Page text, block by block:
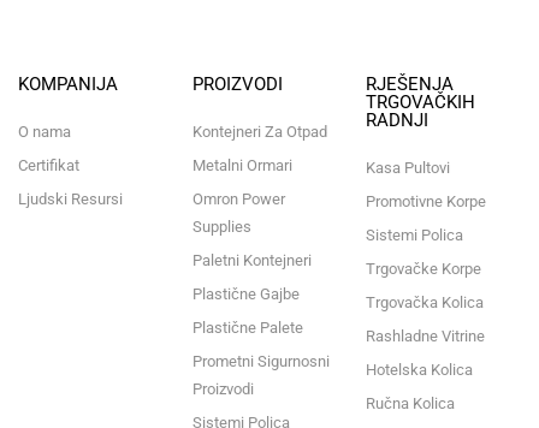
KOMPANIJA
O nama
Certifikat
Ljudski Resursi
PROIZVODI
Kontejneri Za Otpad
Metalni Ormari
Omron Power
Supplies
Paletni Kontejneri
Plastične Gajbe
Plastične Palete
Prometni Sigurnosni
Proizvodi
Sistemi Polica
RJEŠENJA
TRGOVAČKIH
RADNJI
Kasa Pultovi
Promotivne Korpe
Sistemi Polica
Trgovačke Korpe
Trgovačka Kolica
Rashladne Vitrine
Hotelska Kolica
Ručna Kolica